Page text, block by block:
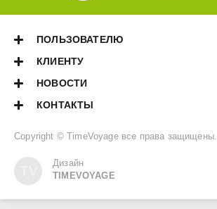
ПОЛЬЗОВАТЕЛЮ
КЛИЕНТУ
НОВОСТИ
КОНТАКТЫ
Copyright © TimeVoyageвсе права защищены.
Дизайн
TIMEVOYAGE